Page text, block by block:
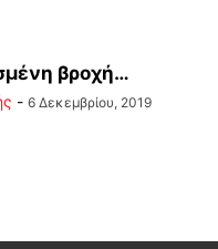
βροχή…
- 6 Δεκεμβρίου, 2019